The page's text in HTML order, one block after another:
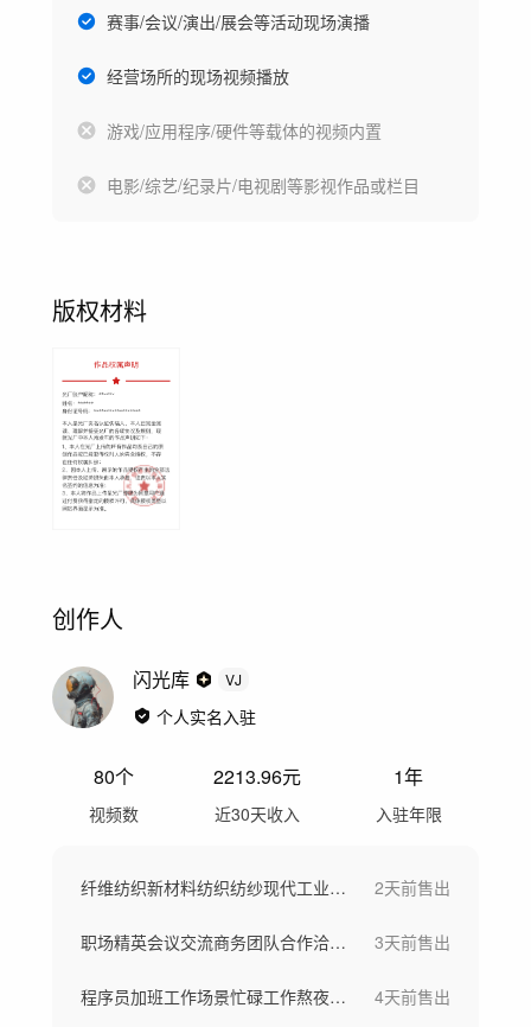
赛事/会议/演出/展会等活动现场演播
经营场所的现场视频播放
游戏/应用程序/硬件等载体的视频内置
电影/综艺/纪录片/电视剧等影视作品或栏目
版权材料
创作人
闪光库 VJ
个人实名入驻
80个
视频数
2213.96元
近30天收入
1年
入驻年限
纤维纺织新材料纺织纺纱现代工业车间工厂 2天前售出
职场精英会议交流商务团队合作洽谈团队欢呼 3天前售出
程序员加班工作场景忙碌工作熬夜写代码 4天前售出